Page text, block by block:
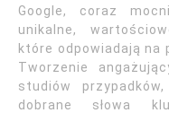
Google, coraz
unikalne,
które odpowiadają na
Tworzenie
studiów
dobrane słowa